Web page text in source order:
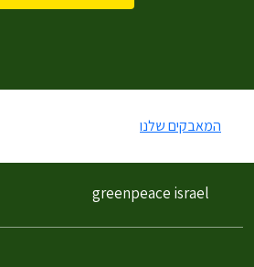
המאבקים שלנו